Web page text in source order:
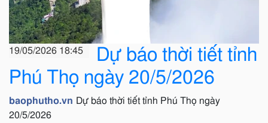
19/05/2026 18:45
Dự báo thời tiết tỉnh
Phú Thọ ngày 20/5/2026
baophutho.vn Dự báo thời tiết tỉnh Phú Thọ ngày
20/5/2026